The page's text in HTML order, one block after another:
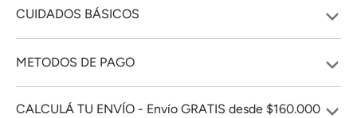
CUIDADOS BÁSICOS
METODOS DE PAGO
CALCULÁ TU ENVÍO - Envío GRATIS desde $160.000